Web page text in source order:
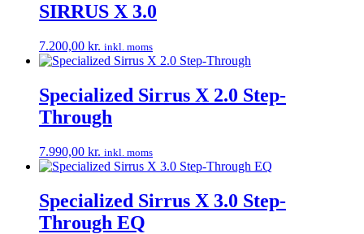
SIRRUS X 3.0
7.200,00 kr. inkl. moms
Specialized Sirrus X 2.0 Step-
Through
7.990,00 kr. inkl. moms
Specialized Sirrus X 3.0 Step-
Through EQ